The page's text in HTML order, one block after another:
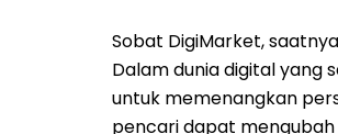
Sobat DigiMarket,
Dalam dunia digital yang
untuk memenangkan
pencari dapat mengubah